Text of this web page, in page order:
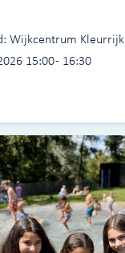
Wijkcentrum Kleurrijk
15:00 - 16:30